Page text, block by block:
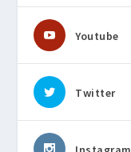
Youtube
Twitter